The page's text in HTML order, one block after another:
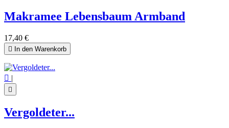
Makramee Lebensbaum Armband
17,40 €
 In den Warenkorb
 |

Vergoldeter...